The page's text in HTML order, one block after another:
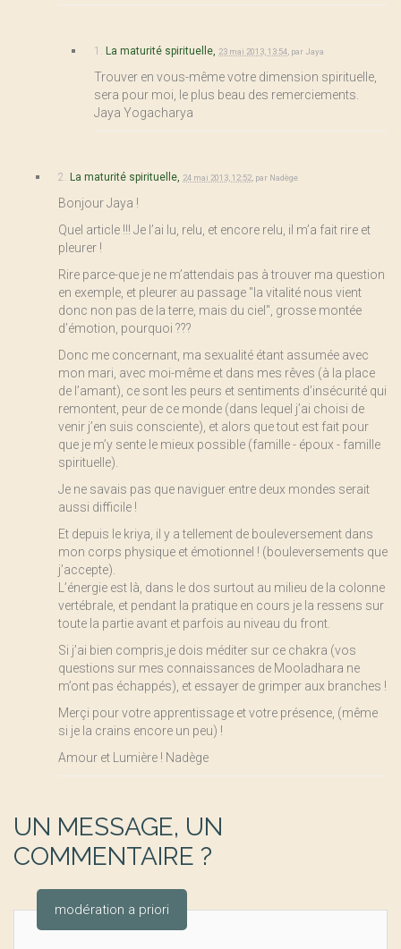
1. La maturité spirituelle, 23 mai 2013, 13:54 parJaya
Trouver en vous-même votre dimension spirituelle,
sera pour moi, le plus beau des remerciements.
Jaya Yogacharya
2. La maturité spirituelle, 24 mai 2013, 12:52 par Nadège
Bonjour Jaya !
Quel article !!! Je l’ai lu, relu, et encore relu, il m’a fait rire et
pleurer !
Rire parce-que je ne m’attendais pas à trouver ma question
en exemple, et pleurer au passage "la vitalité nous vient
donc non pas de la terre, mais du ciel", grosse montée
d’émotion, pourquoi ???
Donc me concernant, ma sexualité étant assumée avec
mon mari, avec moi-même et dans mes rêves (à la place
de l’amant), ce sont les peurs et sentiments d’insécurité qui
remontent, peur de ce monde (dans lequel j’ai choisi de
venir j’en suis consciente), et alors que tout est fait pour
que je m’y sente le mieux possible (famille - époux - famille
spirituelle).
Je ne savais pas que naviguer entre deux mondes serait
aussi difficile !
Et depuis le kriya, il y a tellement de bouleversement dans
mon corps physique et émotionnel ! (bouleversements que
j’accepte).
L’énergie est là, dans le dos surtout au milieu de la colonne
vertébrale, et pendant la pratique en cours je la ressens sur
toute la partie avant et parfois au niveau du front.
Si j’ai bien compris,je dois méditer sur ce chakra (vos
questions sur mes connaissances de Mooladhara ne
m’ont pas échappés), et essayer de grimper aux branches !
Merçi pour votre apprentissage et votre présence, (même
si je la crains encore un peu) !
Amour et Lumière ! Nadège
UN MESSAGE, UN
COMMENTAIRE ?
modération a priori